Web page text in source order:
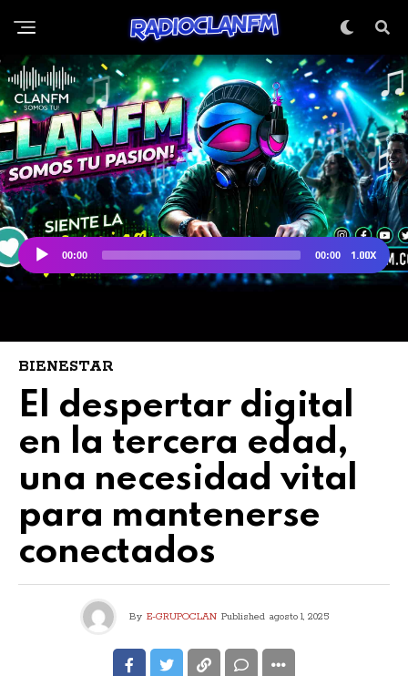
BIENESTAR
El despertar digital
en la tercera edad,
una necesidad vital
para mantenerse
conectados
By E-GRUPOCLAN Published agosto 1, 2025